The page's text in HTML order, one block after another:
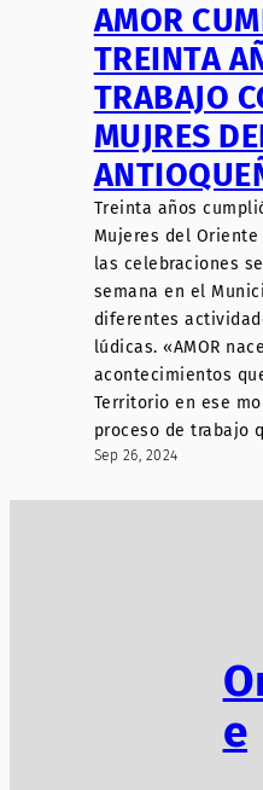
AMOR
TREINTA
TRABAJO
MUJRES
Treinta años
Mujeres del Oriente
las celebraciones
semana en el
diferentes
lúdicas. «AMOR
acontecimientos
Territorio en ese
proceso de trabajo
Sep 26, 2024
e